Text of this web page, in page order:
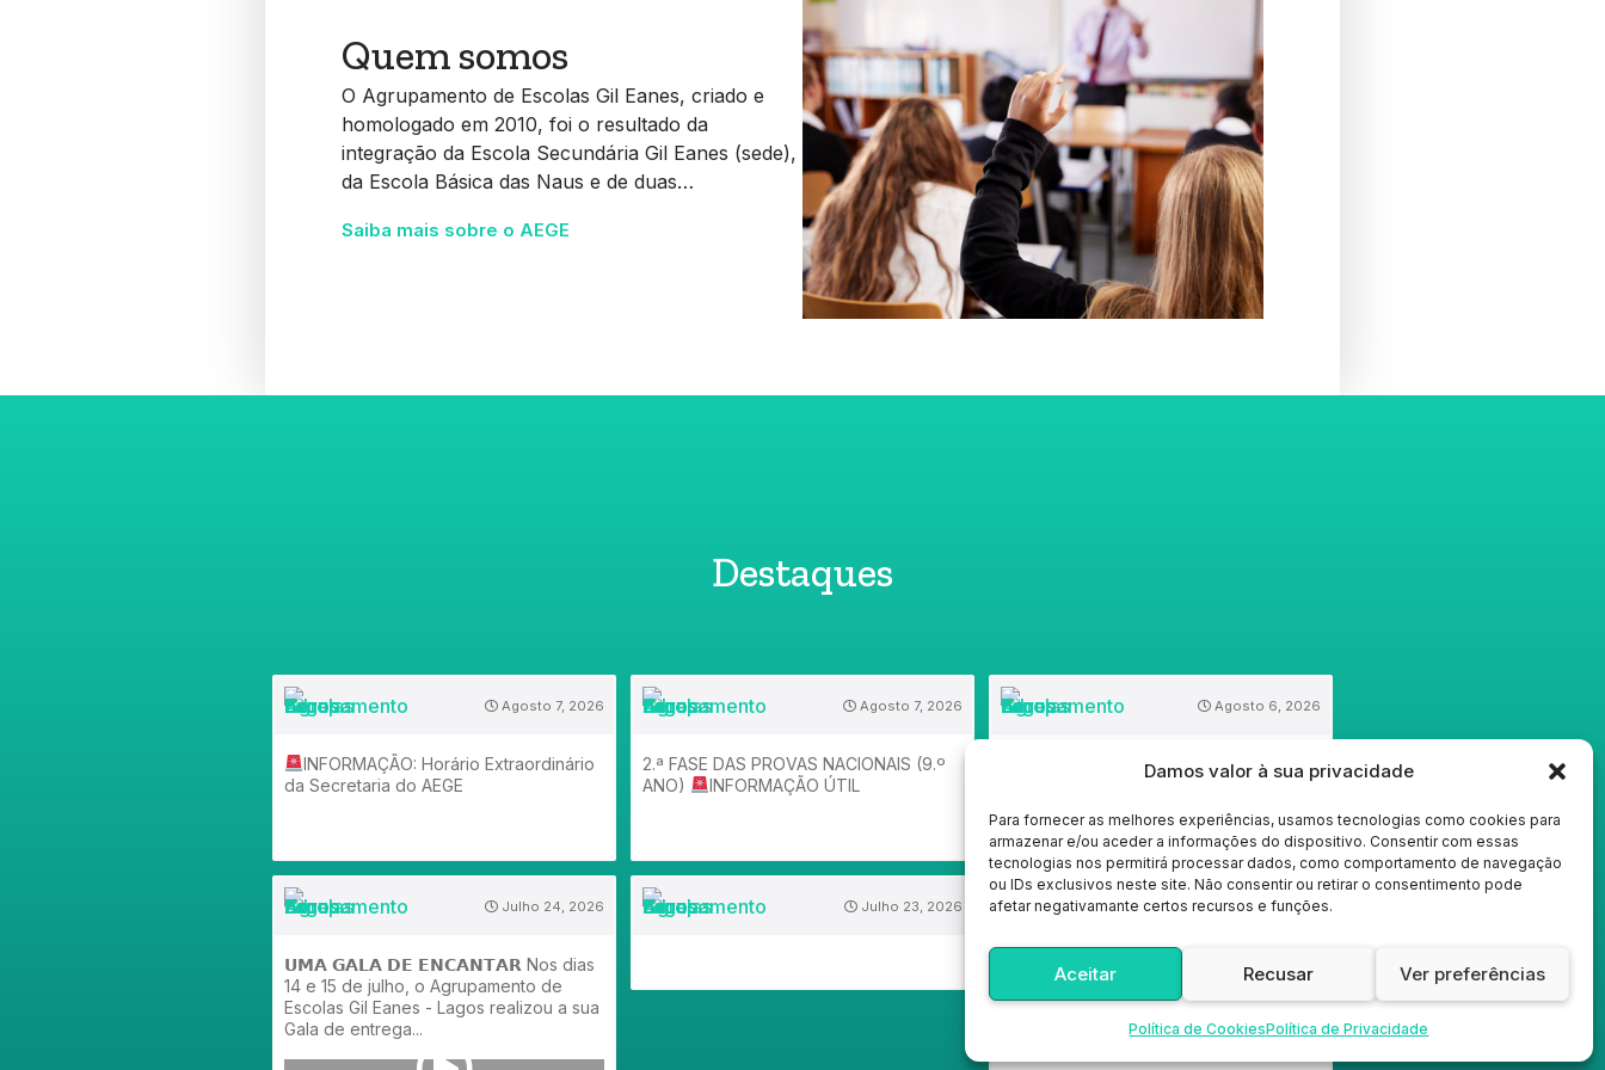
Damos valor à sua privacidade
Para fornecer as melhores experiências, usamos tecnologias como cookies para
armazenar e/ou aceder a informações do dispositivo. Consentir com essas
tecnologias nos permitirá processar dados, como comportamento de navegação
ou IDs exclusivos neste site. Não consentir ou retirar o consentimento pode
afetar negativamante certos recursos e funções.
Aceitar Recusar Ver preferências
Política de CookiesPolítica de Privacidade
Quem somos
O Agrupamento de Escolas Gil Eanes, criado e
homologado em 2010, foi o resultado da
integração da Escola Secundária Gil Eanes (sede),
da Escola Básica das Naus e de duas…
Saiba mais sobre o AEGE
Destaques
Agosto 7, 2026
INFORMAÇÃO: Horário Extraordinário
da Secretaria do AEGE
Agosto 7, 2026
2.ª FASE DAS PROVAS NACIONAIS (9.º
ANO)
INFORMAÇÃO ÚTIL
Agosto 6, 2026
INFORMAÇÃO ÚTIL EXAMES
Nacionais (Ensino Secundário) e Provas
de Equivalência à Frequência....
Julho 24, 2026
𝗨𝗠𝗔 𝗚𝗔𝗟𝗔 𝗗𝗘 𝗘𝗡𝗖𝗔𝗡𝗧𝗔𝗥 Nos dias
14 e 15 de julho, o Agrupamento de
Escolas Gil Eanes - Lagos realizou a sua
Gala de entrega...
Julho 23, 2026
Julho 21, 2026
INFORMAÇÃO ÚTIL: Entrega de Kit